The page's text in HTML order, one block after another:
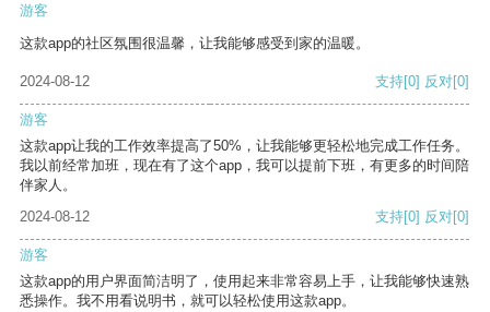
游客
这款app的社区氛围很温馨，让我能够感受到家的温暖。
2024-08-12 支持[0] 反对[0]
游客
这款app让我的工作效率提高了50%，让我能够更轻松地完成工作任务。
我以前经常加班，现在有了这个app，我可以提前下班，有更多的时间陪
伴家人。
2024-08-12
支持[0] 反对[0]
游客
这款app的用户界面简洁明了，使用起来非常容易上手，让我能够快速熟
悉操作。我不用看说明书，就可以轻松使用这款app。